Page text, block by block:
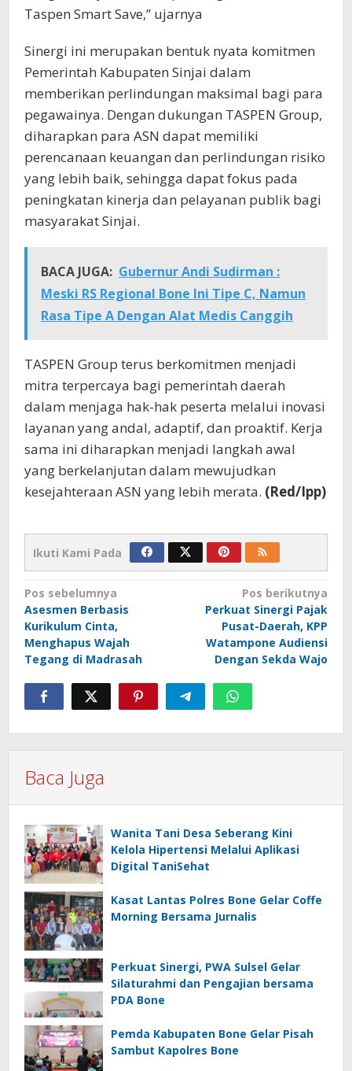
Taspen Smart Save,” ujarnya
Sinergi ini merupakan bentuk nyata komitmen
Pemerintah Kabupaten Sinjai dalam
memberikan perlindungan maksimal bagi para
pegawainya. Dengan dukungan TASPEN Group,
diharapkan para ASN dapat memiliki
perencanaan keuangan dan perlindungan risiko
yang lebih baik, sehingga dapat fokus pada
peningkatan kinerja dan pelayanan publik bagi
masyarakat Sinjai.
BACA JUGA: Gubernur Andi Sudirman :
Meski RS Regional Bone Ini Tipe C, Namun
Rasa Tipe A Dengan Alat Medis Canggih
TASPEN Group terus berkomitmen menjadi
mitra terpercaya bagi pemerintah daerah
dalam menjaga hak-hak peserta melalui inovasi
layanan yang andal, adaptif, dan proaktif. Kerja
sama ini diharapkan menjadi langkah awal
yang berkelanjutan dalam mewujudkan
kesejahteraan ASN yang lebih merata. (Red/Ipp)
Ikuti Kami Pada
Navigasi
pos
Pos sebelumnya
Asesmen Berbasis
Kurikulum Cinta,
Menghapus Wajah
Tegang di Madrasah
Pos berikutnya
Perkuat Sinergi Pajak
Pusat-Daerah, KPP
Watampone Audiensi
Dengan Sekda Wajo
Baca Juga
Wanita Tani Desa Seberang Kini
Kelola Hipertensi Melalui Aplikasi
Digital TaniSehat
Kasat Lantas Polres Bone Gelar Coffe
Morning Bersama Jurnalis
Perkuat Sinergi, PWA Sulsel Gelar
Silaturahmi dan Pengajian bersama
PDA Bone
Pemda Kabupaten Bone Gelar Pisah
Sambut Kapolres Bone